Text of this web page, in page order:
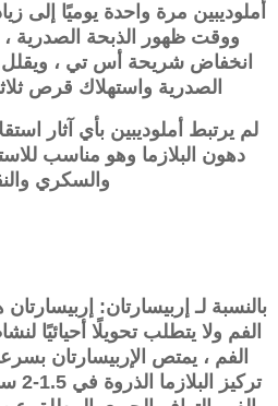
أملوديبين مرة واحدة يوميًا إلى
انخفاض شريحة أس تي ، ويقلل
الصدرية واستهلاك قرص
لم يرتبط أملوديبين بأي آثار
دهون البلازما وهو مناسب
والسكري
بالنسبة لـ إربيسارتان: إربيسارتان
الفم ولا يتطلب تحويلًا أحيائيًا
الفم ، يمتص الإربيسارتان